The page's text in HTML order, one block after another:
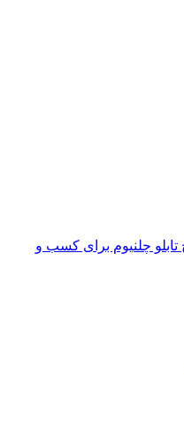
تابلو چلنیوم برای کسب و